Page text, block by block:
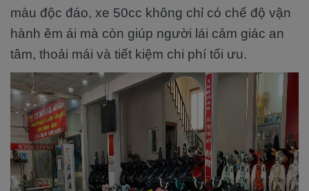
màu độc đáo, xe 50cc không chỉ có chế độ vận
hành êm ái mà còn giúp người lái cảm giác an
tâm, thoải mái và tiết kiệm chi phí tối ưu.